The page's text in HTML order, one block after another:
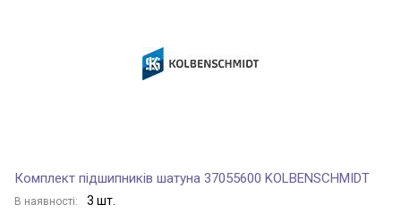
Комплект підшипників шатуна 37055600 KOLBENSCHMIDT
В наявності: 3 шт.